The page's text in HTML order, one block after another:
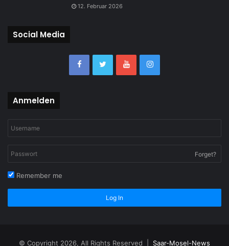
12. Februar 2026
Social Media
Anmelden
Forget?
Remember me
Log In
© Copyright 2026, All Rights Reserved | Saar-Mosel-News